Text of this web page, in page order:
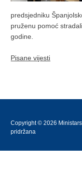
predsjedniku
pruženu pomoć
godine.
Pisane vijesti
Copyright © 2026
pridržana